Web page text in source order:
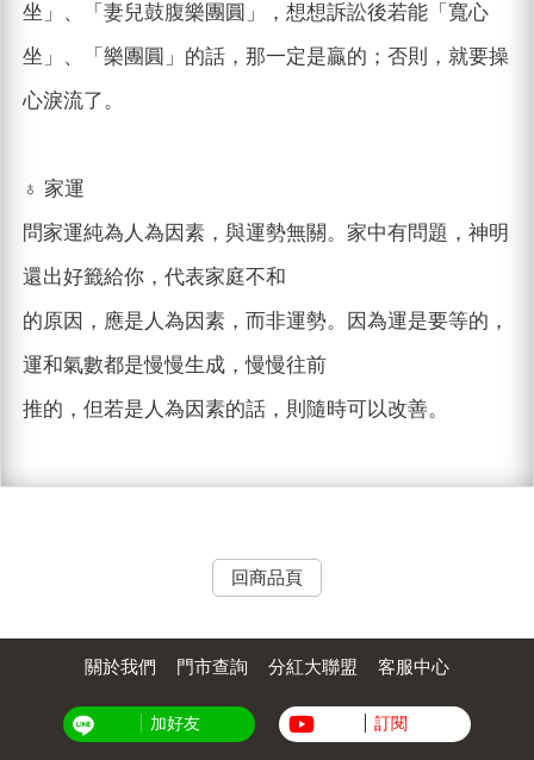
坐」、「妻兒鼓腹樂團圓」，想想訴訟後若能「寬心
坐」、「樂團圓」的話，那一定是贏的；否則，就要操
心淚流了。
♁ 家運
問家運純為人為因素，與運勢無關。家中有問題，神明
還出好籤給你，代表家庭不和
的原因，應是人為因素，而非運勢。因為運是要等的，
運和氣數都是慢慢生成，慢慢往前
推的，但若是人為因素的話，則隨時可以改善。
回商品頁
關於我們 門市查詢 分紅大聯盟 客服中心
加好友 訂閱